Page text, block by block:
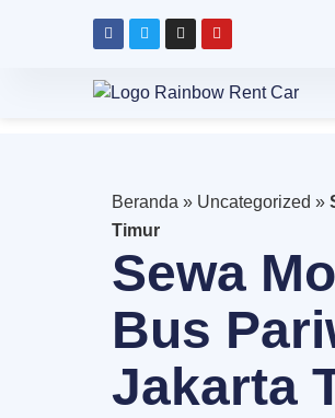
Beranda » Uncategorized »
Timur
Sewa
Bus
Jakarta